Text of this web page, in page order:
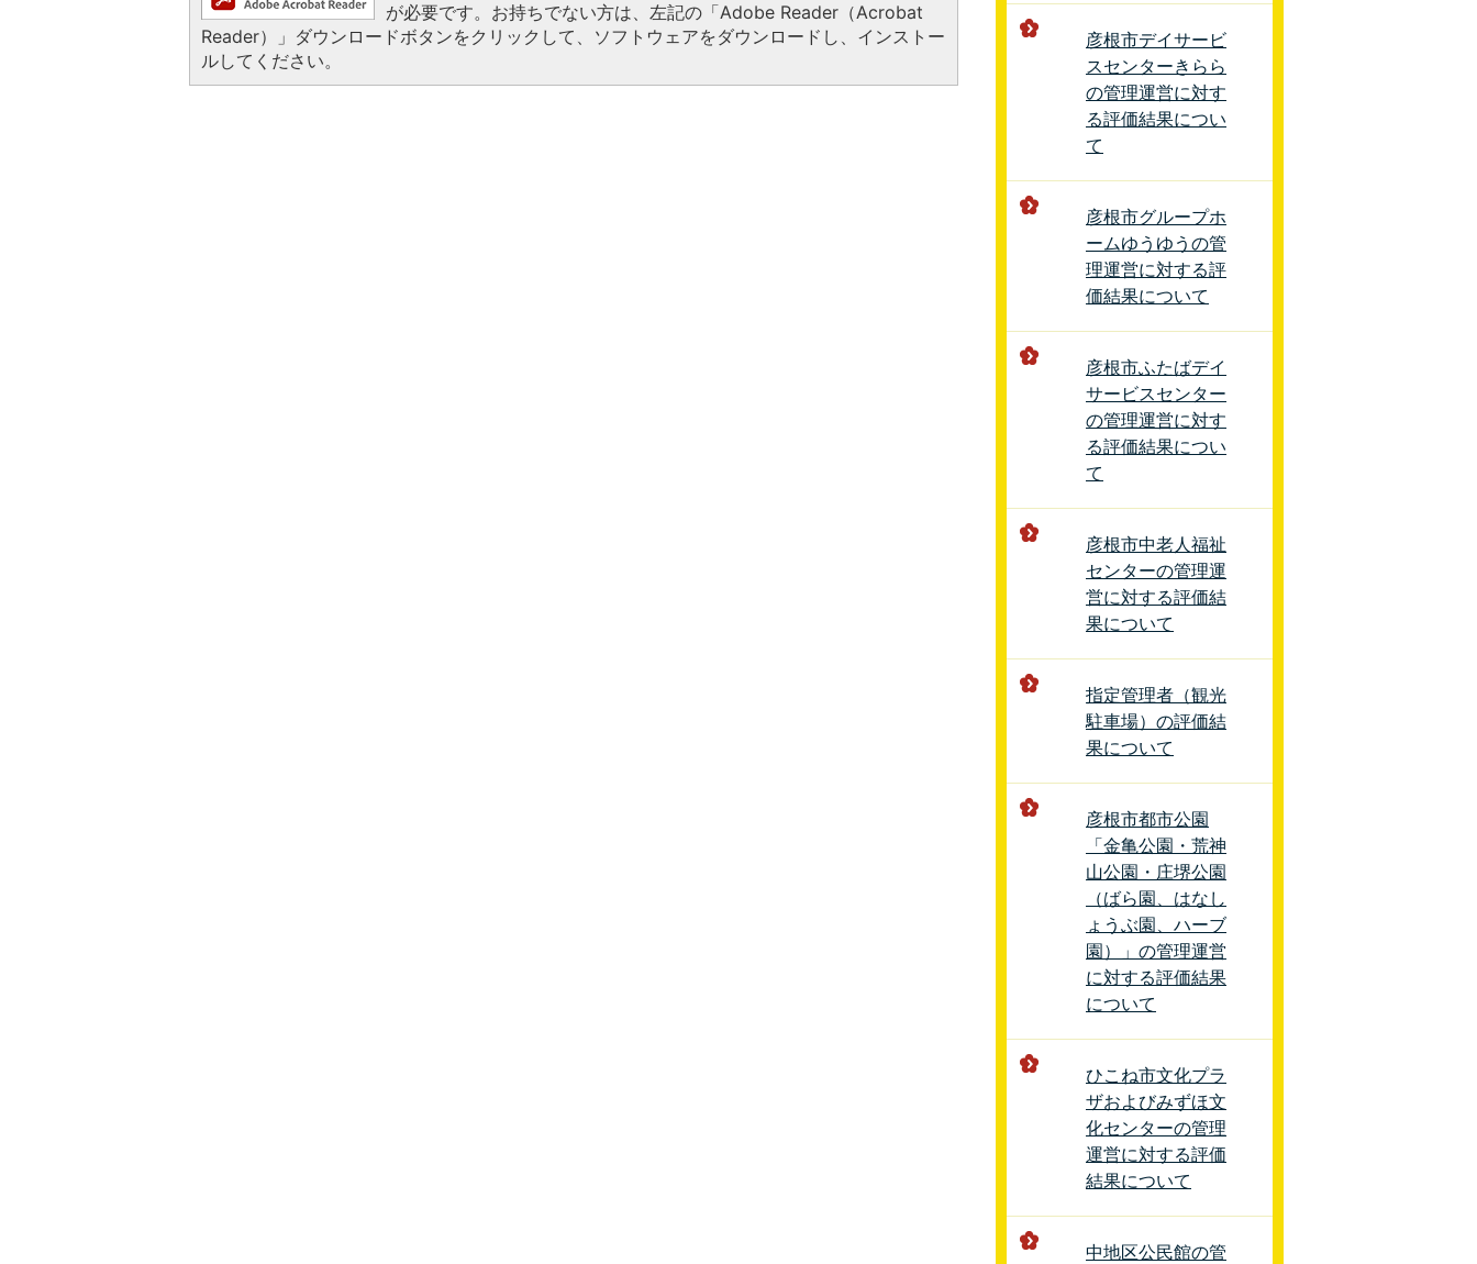
が必要です。お持ちでない方は、左記の「Adobe Reader（Acrobat
Reader）」ダウンロードボタンをクリックして、ソフトウェアをダウンロードし、インストー
ルしてください。
彦根市デイサービ
スセンターきらら
の管理運営に対す
る評価結果につい
て
彦根市グループホ
ームゆうゆうの管
理運営に対する評
価結果について
彦根市ふたばデイ
サービスセンター
の管理運営に対す
る評価結果につい
て
彦根市中老人福祉
センターの管理運
営に対する評価結
果について
指定管理者（観光
駐車場）の評価結
果について
彦根市都市公園
「金亀公園・荒神
山公園・庄堺公園
（ばら園、はなし
ょうぶ園、ハーブ
園）」の管理運営
に対する評価結果
について
ひこね市文化プラ
ザおよびみずほ文
化センターの管理
運営に対する評価
結果について
中地区公民館の管